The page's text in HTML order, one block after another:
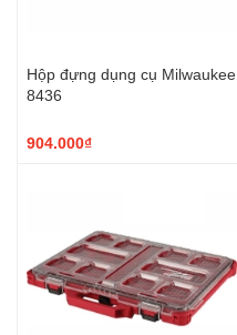
Hộp đựng dụng cụ Milwaukee
8436
904.000₫